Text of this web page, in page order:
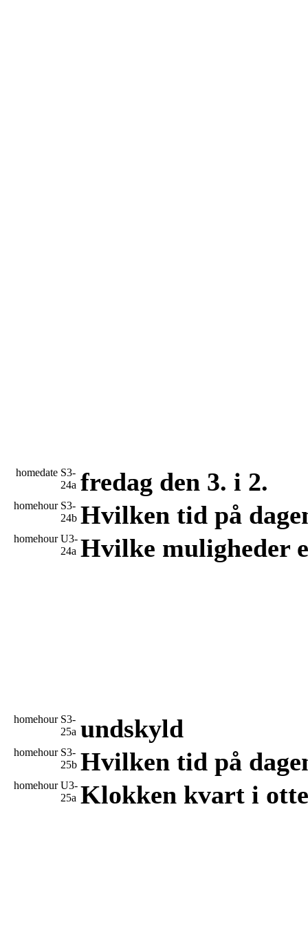
homedate S3-
24a fredag den 3. i 2.
homehour S3-
24b Hvilken tid på
homehour U3-
24a Hvilke muligheder
homehour S3-
25a undskyld
homehour S3-
25b Hvilken tid på
homehour U3-
25a Klokken kvart i